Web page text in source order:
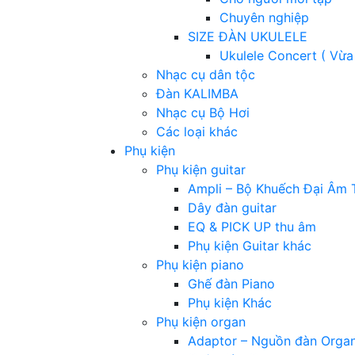
Chuyên nghiệp
SIZE ĐÀN UKULELE
Ukulele Concert ( Vừa
Nhạc cụ dân tộc
Đàn KALIMBA
Nhạc cụ Bộ Hơi
Các loại khác
Phụ kiện
Phụ kiện guitar
Ampli – Bộ Khuếch Đại Âm
Dây đàn guitar
EQ & PICK UP thu âm
Phụ kiện Guitar khác
Phụ kiện piano
Ghế đàn Piano
Phụ kiện Khác
Phụ kiện organ
Adaptor – Nguồn đàn